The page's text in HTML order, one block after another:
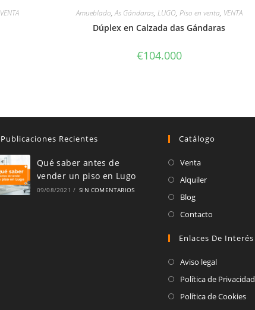
VENTA Amueblado,As Gándaras, LUGO, Piso en venta, VENTA
Dúplex en Calzada das Gándaras
€104.000
Publicaciones Recientes
Qué saber antes de
vender un piso en Lugo
09/08/2021 / SIN COMENTARIOS
Catálogo
VentaSe
abre
nueva
pestaña
AlquilerSe
nueva
BlogSe
abre
una
pestaña
Contacto
en
una
Enlaces De Interés
Aviso legal
Política de Privacidad
Política de Cookies